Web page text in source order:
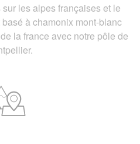
les alpes françaises et le
à chamonix mont-blanc
la france avec notre pôle de